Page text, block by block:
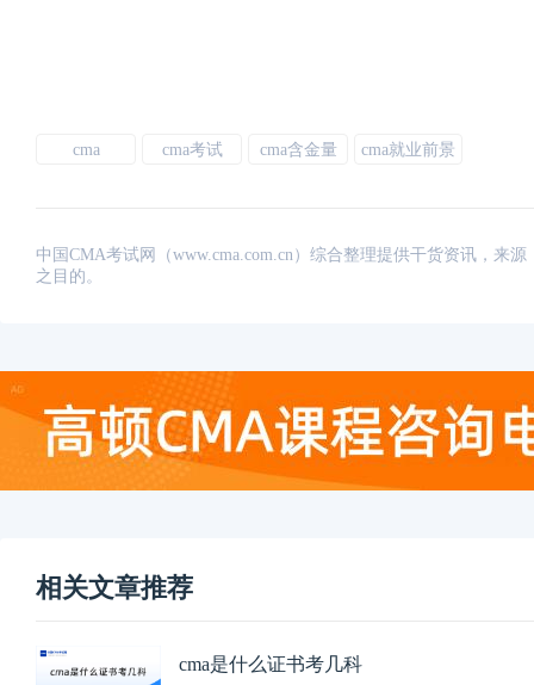
cma cma考试 cma含金量 cma就业前景
中国CMA考试网（www.cma.com.cn）综合整理提供干货资讯，来
之目的。
相关文章推荐
cma是什么证书考几科